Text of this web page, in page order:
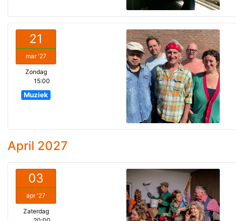
21
mar '27
Zondag
15:00
Muziek
April 2027
03
apr '27
Zaterdag